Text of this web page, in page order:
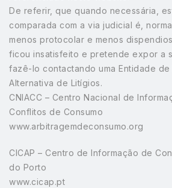
De referir, que quando necessária,
comparada com a via judicial é,
menos protocolar e menos
ficou insatisfeito e pretende expor a
fazê-lo contactando uma Entidade de
Alternativa de Litígios.
CNIACC – Centro Nacional de
Conflitos de Consumo
www.arbitragemdeconsumo.org
CICAP – Centro de Informação de
do Porto
www.cicap.pt